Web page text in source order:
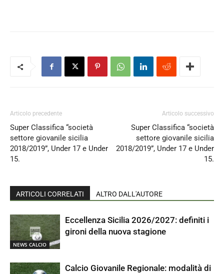
Articolo precedente
Super Classifica “società
settore giovanile sicilia
2018/2019”, Under 17 e Under
15.
Articolo successivo
Super Classifica “società
settore giovanile sicilia
2018/2019”, Under 17 e Under
15.
ARTICOLI CORRELATI ALTRO DALL'AUTORE
NEWS CALCIO
Eccellenza Sicilia 2026/2027: definiti i
gironi della nuova stagione
Calcio Giovanile Regionale: modalità di